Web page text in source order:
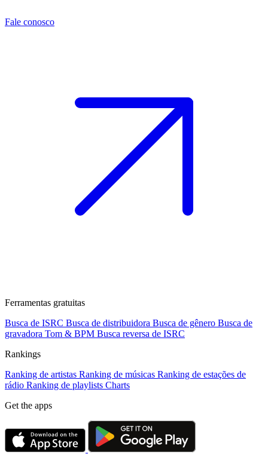
Fale conosco
Ferramentas gratuitas
Busca de ISRC Busca de distribuidora Busca de gênero Busca de
gravadora Tom & BPM Busca reversa de ISRC
Rankings
Ranking de artistas Ranking de músicas Ranking de estações de
rádio Ranking de playlists Charts
Get the apps